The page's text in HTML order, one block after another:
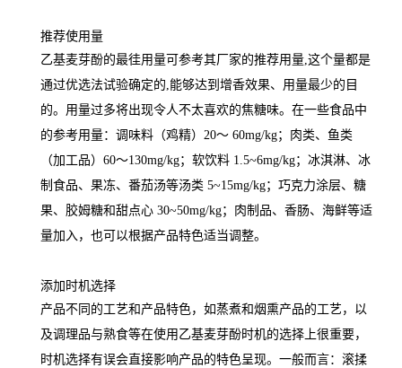
推荐使用量
乙基麦芽酚的最徍用量可参考其厂家的推荐用量,这个量都是
通过优选法试验确定的,能够达到增香效果、用量最少的目
的。用量过多将出现令人不太喜欢的焦糖味。在一些食品中
的参考用量：调味料（鸡精）20～ 60mg/kg；肉类、鱼类
（加工品）60～130mg/kg；软饮料 1.5~6mg/kg；冰淇淋、冰
制食品、果冻、番茄汤等汤类 5~15mg/kg；巧克力涂层、糖
果、胶姆糖和甜点心 30~50mg/kg；肉制品、香肠、海鲜等适
量加入，也可以根据产品特色适当调整。
添加时机选择
产品不同的工艺和产品特色，如蒸煮和烟熏产品的工艺，以
及调理品与熟食等在使用乙基麦芽酚时机的选择上很重要，
时机选择有误会直接影响产品的特色呈现。一般而言：滚揉